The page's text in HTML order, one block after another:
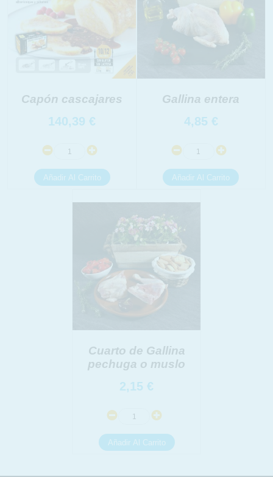
Capón cascajares
140,39 €
Gallina entera
4,85 €
Cuarto de Gallina
pechuga o muslo
2,15 €
INFORMACION SOBRE LA PROTECCIÓN DE TUS
Responsable:
Finalidad:
Destinatarios:
Derechos:
link